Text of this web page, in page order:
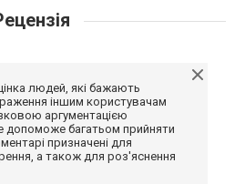
людей, які бажають
іншим користувачам
аргументацією
допоможе багатьом прийняти
призначені для
а також для роз'яснення